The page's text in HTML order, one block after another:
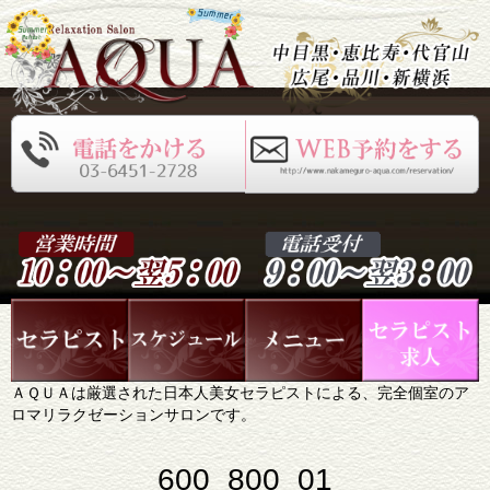
ＡＱＵＡは厳選された日本人美女セラピストによる、完全個室のア
ロマリラクゼーションサロンです。
600_800_01